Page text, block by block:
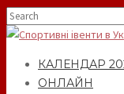
КАЛЕНДАР
ОНЛАЙН